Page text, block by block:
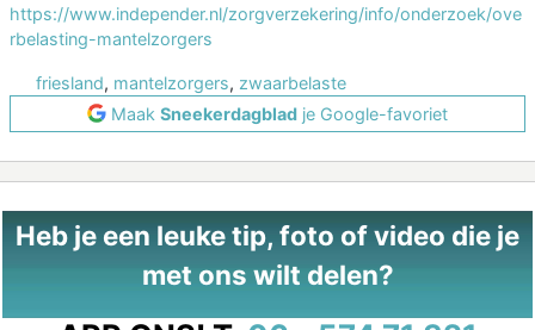
https://www.independer.nl/zorgverzekering/info/onderzoek/ove
rbelasting-mantelzorgers
friesland, mantelzorgers, zwaarbelaste
Maak Sneekerdagblad je Google-favoriet
Heb je een leuke tip, foto of video die je
met ons wilt delen?